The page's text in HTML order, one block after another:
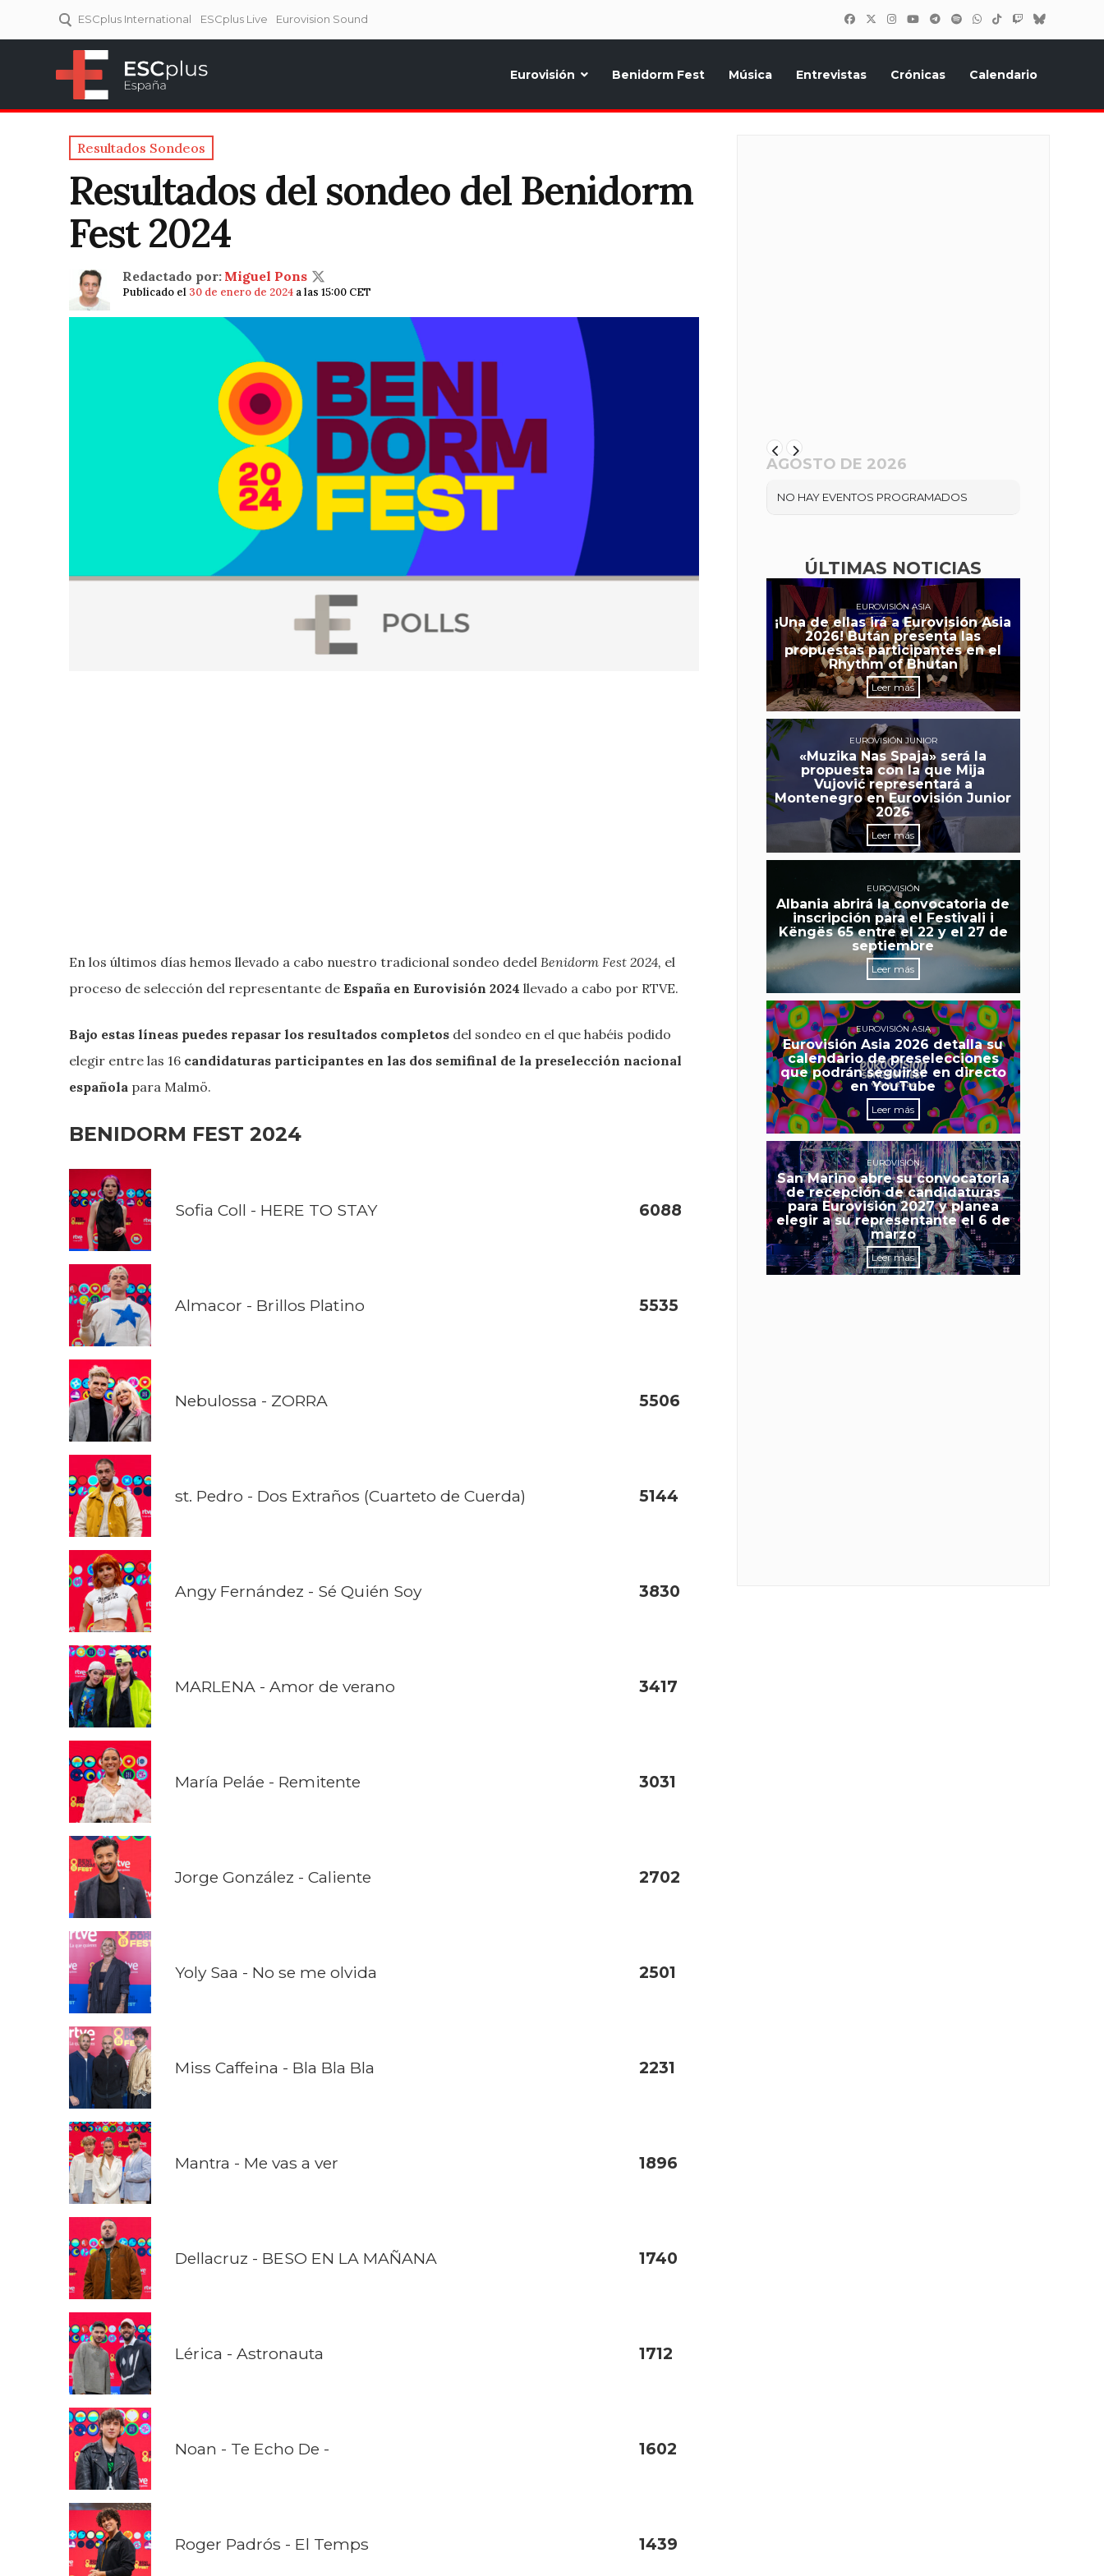
ESCplus International ESCplus Live Eurovision Sound
Eurovisión Benidorm Fest Música Entrevistas Crónicas Calendario
Resultados Sondeos
Resultados del sondeo del Benidorm
Fest 2024
Redactado por: Miguel Pons
Publicado el 30 de enero de 2024 a las 15:00 CET
En los últimos días hemos llevado a cabo nuestro tradicional sondeo dedel Benidorm Fest 2024, el
proceso de selección del representante de España en Eurovisión 2024 llevado a cabo por RTVE.
Bajo estas líneas puedes repasar los resultados completos del sondeo en el que habéis podido
elegir entre las 16 candidaturas participantes en las dos semifinal de la preselección nacional
española para Malmö.
BENIDORM FEST 2024
Sofia Coll - HERE TO STAY 6088
Almacor - Brillos Platino 5535
Nebulossa - ZORRA 5506
st. Pedro - Dos Extraños (Cuarteto de Cuerda) 5144
Angy Fernández - Sé Quién Soy 3830
MARLENA - Amor de verano 3417
María Peláe - Remitente 3031
Jorge González - Caliente 2702
Yoly Saa - No se me olvida 2501
Miss Caffeina - Bla Bla Bla 2231
Mantra - Me vas a ver 1896
Dellacruz - BESO EN LA MAÑANA 1740
Lérica - Astronauta 1712
Noan - Te Echo De - 1602
Roger Padrós - El Temps 1439
AGOSTO DE 2026
NO HAY EVENTOS PROGRAMADOS
ÚLTIMAS NOTICIAS
EUROVISIÓN ASIA
¡Una de ellas irá a Eurovisión Asia
2026! Bután presenta las
propuestas participantes en el
Rhythm of Bhutan
Leer más
EUROVISIÓN JUNIOR
«Muzika Nas Spaja» será la
propuesta con la que Mija
Vujović representará a
Montenegro en Eurovisión Junior
2026
Leer más
EUROVISIÓN
Albania abrirá la convocatoria de
inscripción para el Festivali i
Këngës 65 entre el 22 y el 27 de
septiembre
Leer más
EUROVISIÓN ASIA
Eurovisión Asia 2026 detalla su
calendario de preselecciones
que podrán seguirse en directo
en YouTube
Leer más
EUROVISIÓN
San Marino abre su convocatoria
de recepción de candidaturas
para Eurovisión 2027 y planea
elegir a su representante el 6 de
marzo
Leer más